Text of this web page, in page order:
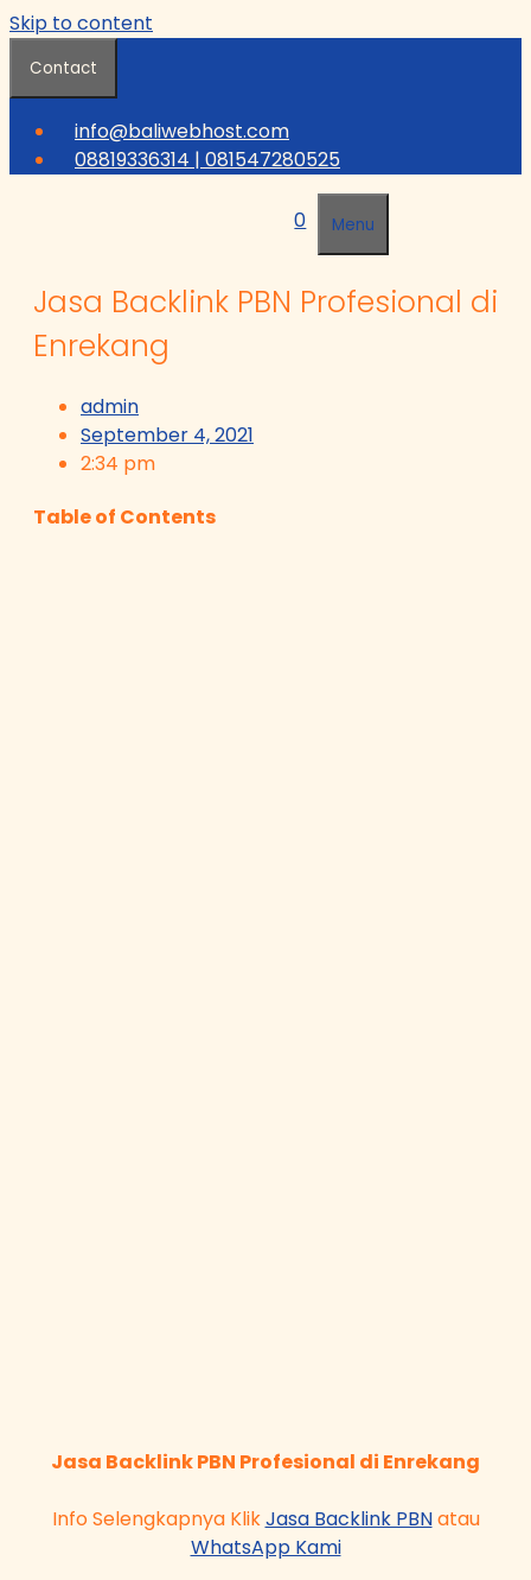
Skip to content
Contact
info@baliwebhost.com
08819336314 | 081547280525
0 Menu
Jasa Backlink PBN Profesional di
Enrekang
admin
September 4, 2021
2:34 pm
Table of Contents
Jasa Backlink PBN Profesional di Enrekang
Info Selengkapnya KlikJasa Backlink PBNatau
WhatsApp Kami